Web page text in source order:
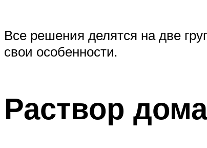
Все решения делятся на две
свои особенности.
Раствор